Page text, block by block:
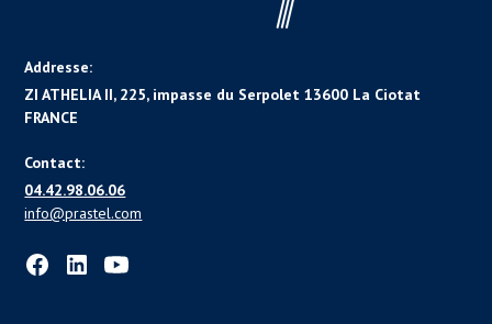
Addresse:
ZI ATHELIA II, 225, impasse du Serpolet 13600 La Ciotat
FRANCE
Contact:
04.42.98.06.06
info@prastel.com